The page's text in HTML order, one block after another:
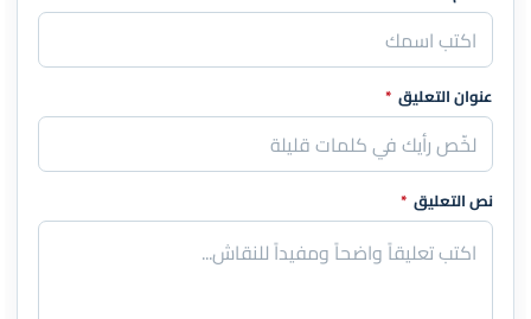
عنوان التعليق *
نص التعليق *